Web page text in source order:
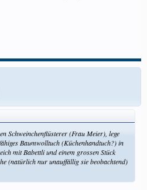
Schweinchenflüsterer (Frau Meier), lege
Baumwolltuch (Küchenhandtuch?) in
mit Babettli und einem grossen Stück
(natürlich nur unauffällig sie beobachtend)